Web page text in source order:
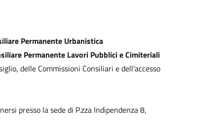
Permanente Urbanistica
Permanente Lavori Pubblici e Cimiteriali
delle Commissioni Consiliari e dell'accesso
presso la sede di P.zza Indipendenza 8,